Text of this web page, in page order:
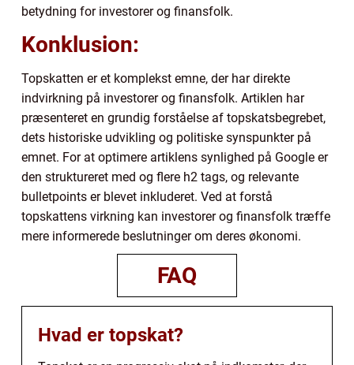
betydning for investorer og finansfolk.
Konklusion:
Topskatten er et komplekst emne, der har direkte
indvirkning på investorer og finansfolk. Artiklen har
præsenteret en grundig forståelse af topskatsbegrebet,
dets historiske udvikling og politiske synspunkter på
emnet. For at optimere artiklens synlighed på Google er
den struktureret med og flere h2 tags, og relevante
bulletpoints er blevet inkluderet. Ved at forstå
topskattens virkning kan investorer og finansfolk træffe
mere informerede beslutninger om deres økonomi.
FAQ
Hvad er topskat?